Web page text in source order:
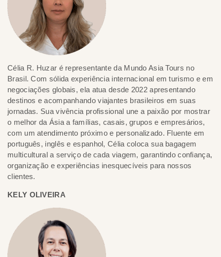
Célia R. Huzar é representante da Mundo Asia Tours no
Brasil. Com sólida experiência internacional em turismo e em
negociações globais, ela atua desde 2022 apresentando
destinos e acompanhando viajantes brasileiros em suas
jornadas. Sua vivência profissional une a paixão por mostrar
o melhor da Ásia a famílias, casais, grupos e empresários,
com um atendimento próximo e personalizado. Fluente em
português, inglês e espanhol, Célia coloca sua bagagem
multicultural a serviço de cada viagem, garantindo confiança,
organização e experiências inesquecíveis para nossos
clientes.
KELY OLIVEIRA